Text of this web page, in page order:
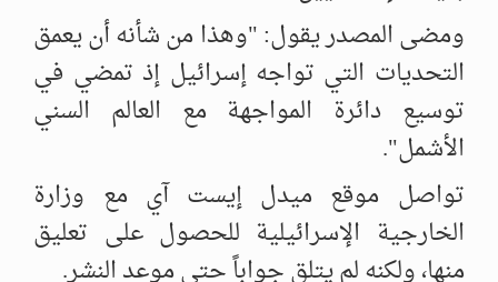
ومضى المصدر يقول: "وهذا من شأنه أن يعمق
التحديات التي تواجه إسرائيل ‏إذ تمضي في
توسيع دائرة المواجهة مع العالم السني
الأشمل".
تواصل موقع ميدل إيست آي مع وزارة
الخارجية الإسرائيلية للحصول على ‏تعليق
منها، ولكنه لم يتلق جواباً حتى موعد النشر. ‏